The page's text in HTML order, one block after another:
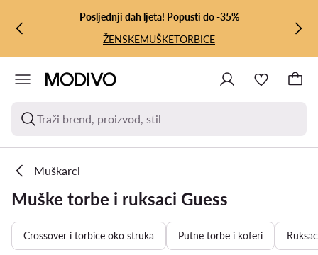
PRIJEĐI NA GLAVNI SADRŽAJ
PRIJEĐI NA PRETRAŽIVANJE
Posljednji dah ljeta! Popusti do -35%
ŽENSKEMUŠKETORBICE
Traži brend, proizvod, stil
Muškarci
Muške torbe i ruksaci Guess
Crossover i torbice oko struka Putne torbe i koferi